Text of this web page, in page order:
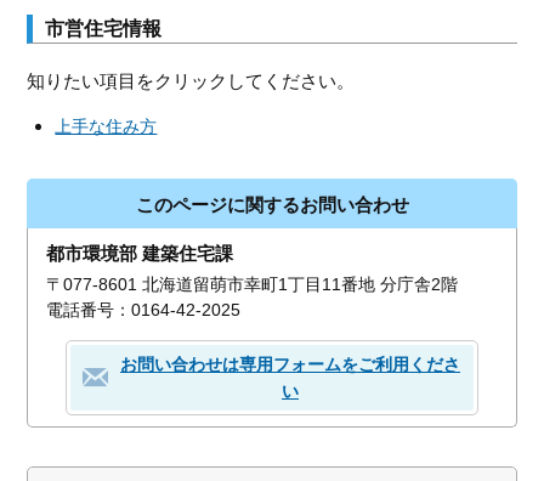
市営住宅情報
知りたい項目をクリックしてください。
上手な住み方
このページに関するお問い合わせ
都市環境部 建築住宅課
〒077-8601 北海道留萌市幸町1丁目11番地 分庁舎2階
電話番号：0164-42-2025
お問い合わせは専用フォームをご利用くださ
い